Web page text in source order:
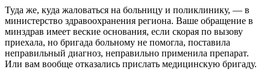
Туда же, куда жаловаться на больницу и поликлинику, — в
министерство здравоохранения региона. Ваше обращение в
минздрав имеет веские основания, если скорая по вызову
приехала, но бригада больному не помогла, поставила
неправильный диагноз, неправильно применила препарат.
Или вам вообще отказались прислать медицинскую бригаду.